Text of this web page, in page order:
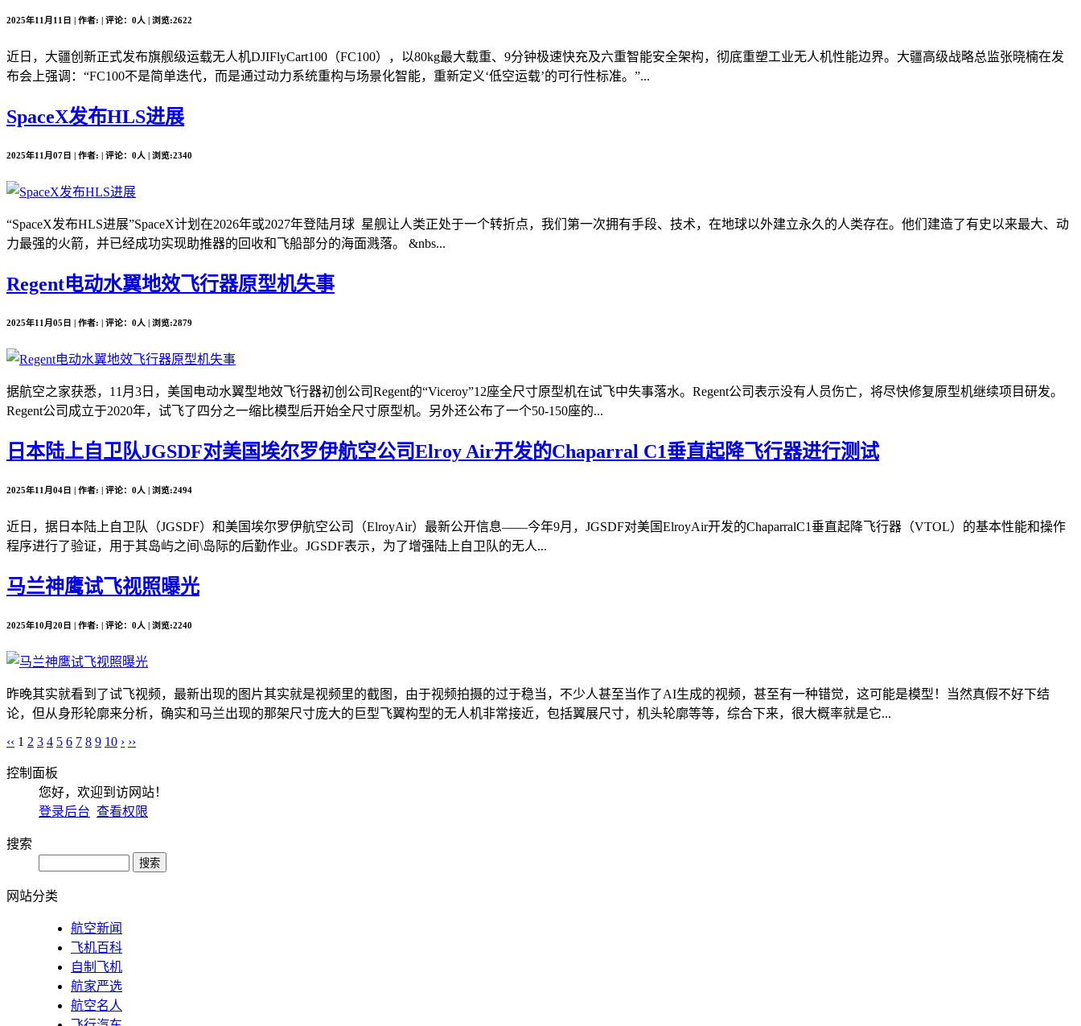
2025年11月11日 | 作者: | 评论：0人 | 浏览:2622
近日，大疆创新正式发布旗舰级运载无人机DJIFlyCart100（FC100），以80kg最大载重、9分钟极速快充及六重智能安全架构，彻底重塑工业无人机性能边界。大疆高级战略总监张晓楠在发
布会上强调：“FC100不是简单迭代，而是通过动力系统重构与场景化智能，重新定义‘低空运载’的可行性标准。”...
SpaceX发布HLS进展
2025年11月07日 | 作者: | 评论：0人 | 浏览:2340
“SpaceX发布HLS进展”SpaceX计划在2026年或2027年登陆月球 星舰让人类正处于一个转折点，我们第一次拥有手段、技术，在地球以外建立永久的人类存在。他们建造了有史以来最大、动
力最强的火箭，并已经成功实现助推器的回收和飞船部分的海面溅落。 &nbs...
Regent电动水翼地效飞行器原型机失事
2025年11月05日 | 作者: | 评论：0人 | 浏览:2879
据航空之家获悉，11月3日，美国电动水翼型地效飞行器初创公司Regent的“Viceroy”12座全尺寸原型机在试飞中失事落水。Regent公司表示没有人员伤亡，将尽快修复原型机继续项目研发。
Regent公司成立于2020年，试飞了四分之一缩比模型后开始全尺寸原型机。另外还公布了一个50-150座的...
日本陆上自卫队JGSDF对美国埃尔罗伊航空公司Elroy Air开发的Chaparral C1垂直起降飞行器进行测试
2025年11月04日 | 作者: | 评论：0人 | 浏览:2494
近日，据日本陆上自卫队（JGSDF）和美国埃尔罗伊航空公司（ElroyAir）最新公开信息——今年9月，JGSDF对美国ElroyAir开发的ChaparralC1垂直起降飞行器（VTOL）的基本性能和操作
程序进行了验证，用于其岛屿之间\岛际的后勤作业。JGSDF表示，为了增强陆上自卫队的无人...
马兰神鹰试飞视照曝光
2025年10月20日 | 作者: | 评论：0人 | 浏览:2240
昨晚其实就看到了试飞视频，最新出现的图片其实就是视频里的截图，由于视频拍摄的过于稳当，不少人甚至当作了AI生成的视频，甚至有一种错觉，这可能是模型！当然真假不好下结
论，但从身形轮廓来分析，确实和马兰出现的那架尺寸庞大的巨型飞翼构型的无人机非常接近，包括翼展尺寸，机头轮廓等等，综合下来，很大概率就是它...
‹‹ 1 2 3 4 5 6 7 8 9 10 › ››
控制面板
您好，欢迎到访网站！
登录后台 查看权限
搜索
网站分类
航空新闻
飞机百科
自制飞机
航家严选
航空名人